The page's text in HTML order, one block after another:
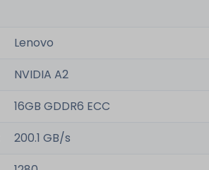
Lenovo
NVIDIA A2
16GB GDDR6 ECC
200.1 GB/s